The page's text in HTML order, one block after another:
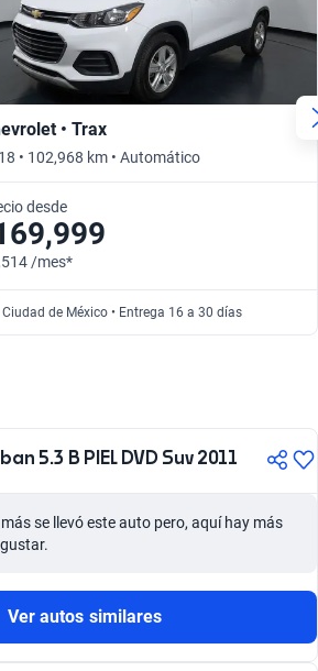
• Trax
• 102,968 km • Automático
desde
/mes*
Ciudad de México • Entrega 16 a 30 días
5.3 B PIEL DVD Suv 2011
más se llevó este auto pero, aquí hay más
Ver autos similares